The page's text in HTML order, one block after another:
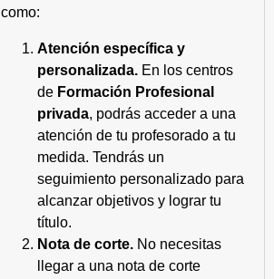
como:
Atención específica y
personalizada. En los centros
de Formación Profesional
privada, podrás acceder a una
atención de tu profesorado a tu
medida. Tendrás un
seguimiento personalizado para
alcanzar objetivos y lograr tu
título.
Nota de corte. No necesitas
llegar a una nota de corte